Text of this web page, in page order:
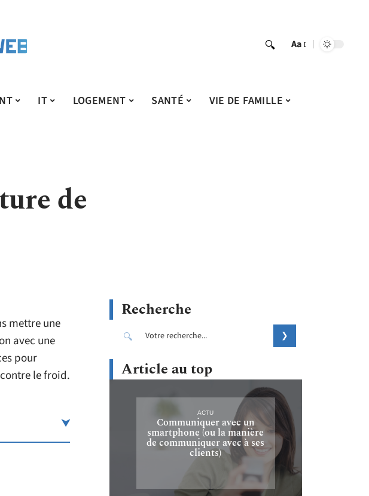
Aa
IT LOGEMENT SANTÉ
VIE DE FAMILLE
de
mettre une
avec une
pour
le froid.
Recherche
Article au top
ACTU
Communiquer avec un
smartphone (ou la manière
de communiquer avec à ses
clients)